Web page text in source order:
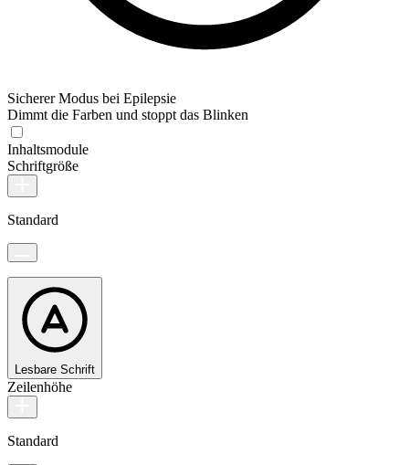
Sicherer Modus bei Epilepsie
Dimmt die Farben und stoppt das Blinken
Inhaltsmodule
Schriftgröße
Standard
Lesbare Schrift
Zeilenhöhe
Standard